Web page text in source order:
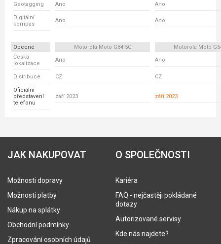
Geotagging Ano Ano
Digitální
kompas
Ano Ano
Obecné Motorola Moto G84 5G
Motorola Moto
Česká
lokalizace
Ano Ano
Distribuce CZ CZ
Oficiální
představení
telefonu
září 2023 září 2023
JAK NAKUPOVAT
Možnosti dopravy
Možnosti platby
Nákup na splátky
Obchodní podmínky
Zpracování osobních údajů
O SPOLEČNOSTI
Kariéra
FAQ - nejčastěji pokládané
dotazy
Autorizované servisy
Kde nás najdete?